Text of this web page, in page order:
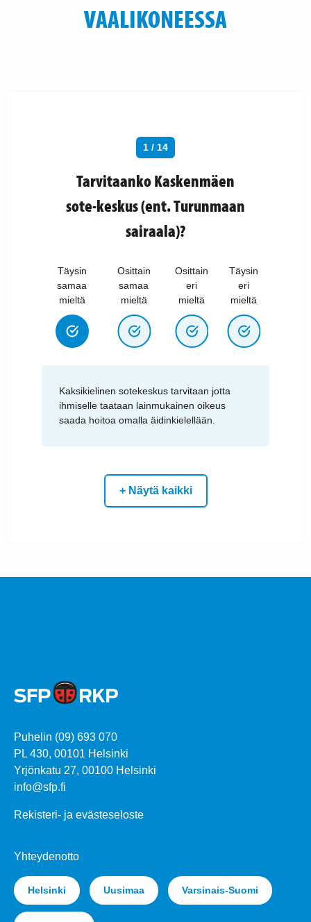
VAALIKONEESSA
1 / 14
Tarvitaanko Kaskenmäen
sote-keskus (ent. Turunmaan
sairaala)?
Täysin
samaa
mieltä
Osittain
samaa
mieltä
Osittain
eri
mieltä
Täysin
eri
mieltä
Kaksikielinen sotekeskus tarvitaan jotta
ihmiselle taataan lainmukainen oikeus
saada hoitoa omalla äidinkielellään.
+ Näytä kaikki
Puhelin (09) 693 070
PL 430, 00101 Helsinki
Yrjönkatu 27, 00100 Helsinki
info@sfp.fi
Rekisteri- ja evästeseloste
Yhteydenotto
Helsinki Uusimaa Varsinais-Suomi